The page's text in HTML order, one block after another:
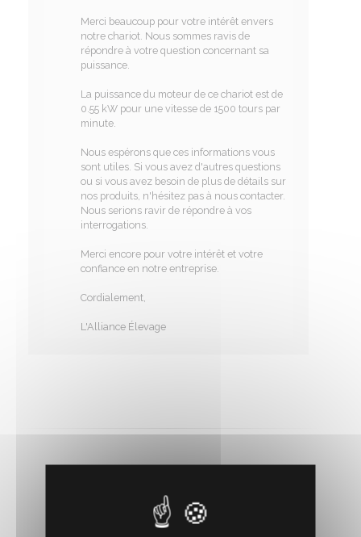
Merci beaucoup pour votre intérêt envers
notre chariot. Nous sommes ravis de
répondre à votre question concernant sa
puissance.
La puissance du moteur de ce chariot est de
0.55 kW pour une vitesse de 1500 tours par
minute.
Nous espérons que ces informations vous
sont utiles. Si vous avez d'autres questions
ou si vous avez besoin de plus de détails sur
nos produits, n'hésitez pas à nous contacter.
Nous serions ravir de répondre à vos
interrogations.
Merci encore pour votre intérêt et votre
confiance en notre entreprise.
Cordialement,
L'Alliance Élevage
RECOMMANDEZ CE PRODUIT À UN AMI